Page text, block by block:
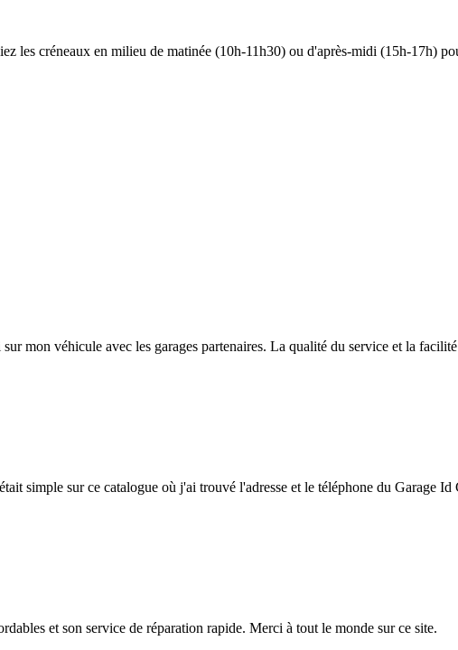
les créneaux en milieu de matinée (10h-11h30) ou d'après-midi (15h-17h)
mon véhicule avec les garages partenaires. La qualité du service et la
simple sur ce catalogue où j'ai trouvé l'adresse et le téléphone du Garage Id
et son service de réparation rapide. Merci à tout le monde sur ce site.